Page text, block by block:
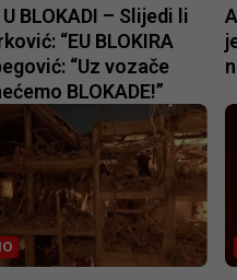
U BLOKADI – Slijedi li
“EU BLOKIRA
“Uz vozače
BLOKADE!”